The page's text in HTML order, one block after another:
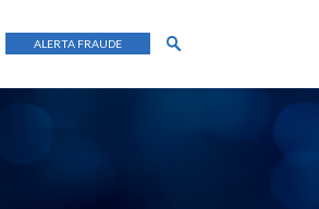
ALERTA FRAUDE